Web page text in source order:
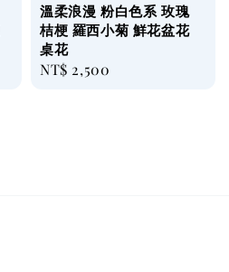
溫柔浪漫 粉白色系 玫瑰
桔梗 羅西小菊 鮮花盆花
桌花
Regular
NT$ 2,500